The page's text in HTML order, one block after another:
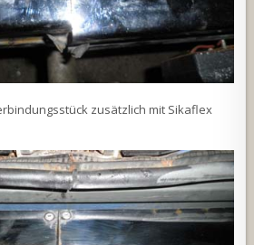
zusätzlich mit Sikaflex